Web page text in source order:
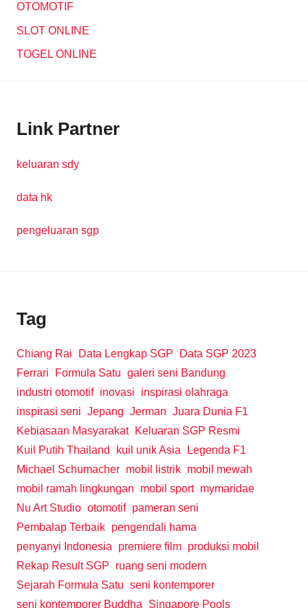
OTOMOTIF
SLOT ONLINE
TOGEL ONLINE
Link Partner
keluaran sdy
data hk
pengeluaran sgp
Tag
Chiang Rai Data Lengkap SGP
Data SGP 2023
Ferrari
Formula Satu galeri seni Bandung
industri otomotif inovasi
inspirasi olahraga
inspirasi seni Jepang Jerman Juara Dunia F1
Kebiasaan Masyarakat
Keluaran SGP Resmi
Kuil Putih Thailand
kuil unik Asia
Legenda F1
Michael Schumacher mobil listrik mobil mewah
mobil ramah lingkungan
mobil sport mymaridae
Nu Art Studio otomotif pameran seni
Pembalap Terbaik pengendali hama
penyanyi Indonesia
premiere film produksi mobil
Rekap Result SGP
ruang seni modern
Sejarah Formula Satu seni kontemporer
seni kontemporer Buddha
Singapore Pools